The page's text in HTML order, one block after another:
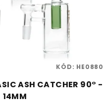
ASH CATCHER 90° -
14MM
KÓD: HE0880